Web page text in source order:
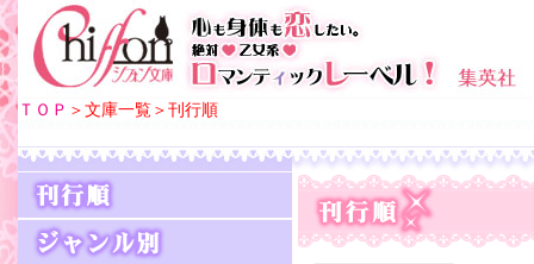
ＴＯＰ ＞文庫一覧＞刊行順